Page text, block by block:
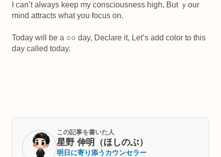
I can’t always keep my consciousness high, But ｙour
mind attracts what you focus on.
Today will be a ○○ day, Declare it, Let’s add color to this
day called today.
この記事を書いた人
星野 伸明（ほしのぶ）
明日に寄り添うカウンセラー